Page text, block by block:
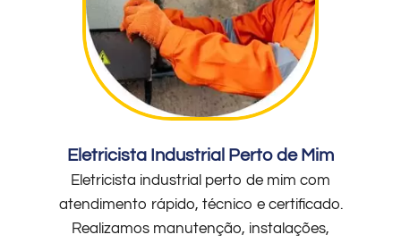
Eletricista Industrial Perto de Mim
Eletricista industrial perto de mim com
atendimento rápido, técnico e certificado.
Realizamos manutenção, instalações,